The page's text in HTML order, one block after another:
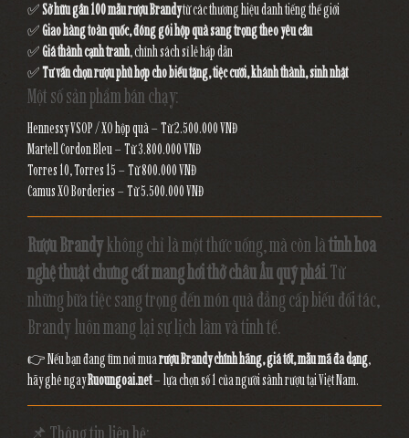
✅Sở hữu gần 100 mẫu rượu Brandytừ các thương hiệu danh tiếng thế giới
✅Giao hàng toàn quốc, đóng gói hộp quà sang trọng theo yêu cầu
✅Giá thành cạnh tranh, chính sách sỉ lẻ hấp dẫn
✅Tư vấn chọn rượu phù hợp cho biếu tặng, tiệc cưới, khánh thành, sinh nhật
Một số sản phẩm bán chạy:
Hennessy VSOP / XO hộp quà – Từ 2.500.000 VNĐ
Martell Cordon Bleu – Từ 3.800.000 VNĐ
Torres 10, Torres 15 – Từ 800.000 VNĐ
Camus XO Borderies – Từ 5.500.000 VNĐ
Rượu Brandykhông chỉ là một thức uống, mà còn làtinh hoa
nghệ thuật chưng cất mang hơi thở châu Âu quý phái. Từ
những bữa tiệc sang trọng đến món quà đẳng cấp biếu đối tác,
Brandy luôn mang lại sự lịch lãm và tinh tế.
👉 Nếu bạn đang tìm nơi muarượu Brandy chính hãng, giá tốt, mẫu mã đa dạng,
hãy ghé ngayRuoungoai.net– lựa chọn số 1 của người sành rượu tại Việt Nam.